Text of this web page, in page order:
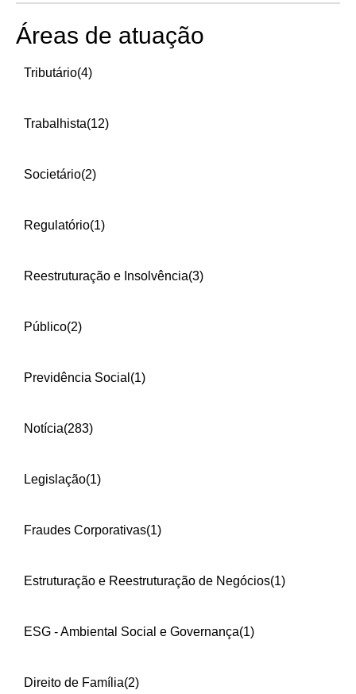
Áreas de atuação
Tributário(4)
Trabalhista(12)
Societário(2)
Regulatório(1)
Reestruturação e Insolvência(3)
Público(2)
Previdência Social (1)
Notícia(283)
Legislação(1)
Fraudes Corporativas(1)
Estruturação e Reestruturação de Negócios(1)
ESG - Ambiental Social e Governança(1)
Direito de Família(2)